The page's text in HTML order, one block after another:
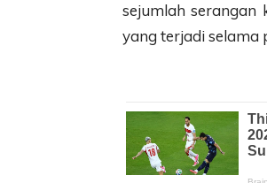
sejumlah serangan
yang terjadi selama